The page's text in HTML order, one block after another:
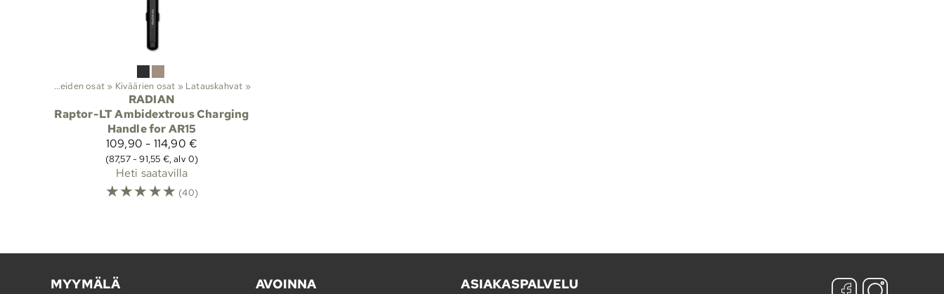
Aseiden osat ‪» Kiväärien osat ‪» Latauskahvat ‪»
RADIAN
Raptor-LT Ambidextrous Charging
Handle for AR15
109,90 - 114,90 €
(87,57 - 91,55 €, alv 0)
Heti saatavilla
☆☆☆☆☆ (40)
MYYMÄLÄ AVOINNA ASIAKASPALVELU